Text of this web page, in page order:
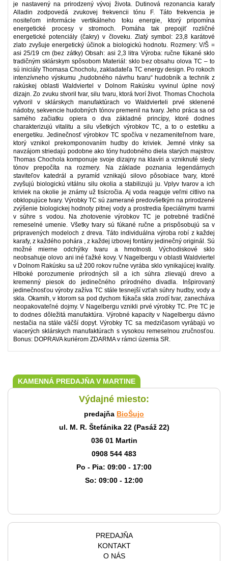
je nastavený na prirodzený vývoj života. Dutinová rezonancia karafy
Alladin zodpovedá zvukovej frekvencii tónu F. Táto frekvencia je
nositeľom informácie vertikálneho toku energie, ktorý pripomína
energetické procesy v stromoch. Pomáha tak prepojiť rozličné
energetické potenciály (čakry) v človeku. Zlatý symbol: 23,8 karátové
zlato zvyšuje energetický účinok a biologickú hodnotu. Rozmery: V/Š =
asi 25/19 cm (bez zátky) Obsah: asi 2,3 litra Výroba: ručne fúkané sklo
tradičným sklárskym spôsobom Materiál: sklo bez obsahu olova TC – to
sú iniciály Thomasa Chocholu, zakladateľa TC energy design. Po rokoch
intenzívneho výskumu „hudobného návrhu tvaru“ hudobník a technik z
rakúskej oblasti Waldviertel v Dolnom Rakúsku vyvinul úplne nový
dizajn. Zo zvuku stvoril tvar, silu tvaru, ktorá tvorí život. Thomas Chochola
vytvoril v sklárskych manufaktúrach vo Waldvierteli prvé sklenené
nádoby, sekvencie hudobných tónov premenil na tvary. Jeho práca sa od
samého začiatku opiera o dva základné princípy, ktoré dodnes
charakterizujú vitalitu a silu všetkých výrobkov TC, a to o estetiku a
energetiku. Jedinečnosť výrobkov TC spočíva v nezameniteľnom tvare,
ktorý vznikol prekomponovaním hudby do kriviek. Jemné vlnky sa
navzájom striedajú podobne ako tóny hudobného diela starých majstrov.
Thomas Chochola komponuje svoje dizajny na klavíri a vzniknuté sledy
tónov prepočíta na rozmery. Na základe poznania legendárnych
staviteľov katedrál a pyramíd vznikajú silovo pôsobiace tvary, ktoré
zvyšujú biologickú vitálnu silu okolia a stabilizujú ju. Vplyv tvarov a ich
kriviek na okolie je známy už tisícročia. Aj voda reaguje veľmi citlivo na
obklopujúce tvary. Výrobky TC sú zamerané predovšetkým na prirodzené
zvýšenie biologickej hodnoty pitnej vody a prostredia špeciálnymi tvarmi
v súhre s vodou. Na zhotovenie výrobkov TC je potrebné tradičné
remeselné umenie. Všetky tvary sú fúkané ručne a prispôsobujú sa v
pripravených modeloch z dreva. Táto individuálna výroba robí z každej
karafy, z každého pohára , z každej izbovej fontány jedinečný originál. Sú
možné mierne odchýlky tvaru a hmotnosti. Východiskové sklo
neobsahuje olovo ani iné ťažké kovy. V Nagelbergu v oblasti Waldviertel
v Dolnom Rakúsku sa už 200 rokov ručne vyrába sklo vynikajúcej kvality.
Hlboké porozumenie prírodných síl a ich súhra zlievajú drevo a
kremenný piesok do jedinečného prírodného divadla. Inšpirovaný
jedinečnosťou výroby zažíva TC stále tesnejší vzťah súhry hudby, vody a
skla. Okamih, v ktorom sa pod dychom fúkača skla zrodí tvar, zanecháva
neopakovateľné dojmy. V Nagelbergu vznikli prvé výrobky TC. Pre TC je
to dodnes dôležitá manufaktúra. Výrobné kapacity v Nagelbergu dávno
nestačia na stále väčší dopyt. Výrobky TC sa medzičasom vyrábajú vo
viacerých sklárskych manufaktúrach s vysokou remeselnou zručnosťou.
Bonus: DOPRAVA kuriérom ZDARMA v rámci územia SR.
KAMENNÁ PREDAJŇA V MARTINE
Výdajné miesto:
predajňa BioŠujo
ul. M. R. Štefánika 22 (Pasáž 22)
036 01 Martin
0908 544 483
Po - Pia: 09:00 - 17:00
So: 09:00 - 12:00
PREDAJŇA
KONTAKT
O NÁS